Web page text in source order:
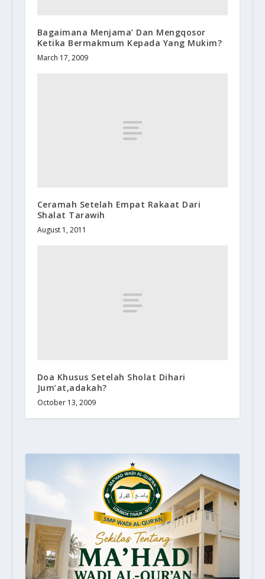
Bagaimana Menjama’ Dan Mengqosor
Ketika Bermakmum Kepada Yang Mukim?
March 17, 2009
Ceramah Setelah Empat Rakaat Dari
Shalat Tarawih
August 1, 2011
Doa Khusus Setelah Sholat Dihari
Jum’at,adakah?
October 13, 2009